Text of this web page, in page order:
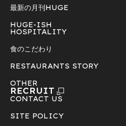
最新の月刊HUGE
HUGE-ISH
HOSPITALITY
食のこだわり
RESTAURANTS STORY
OTHER
RECRUIT
CONTACT US
SITE POLICY